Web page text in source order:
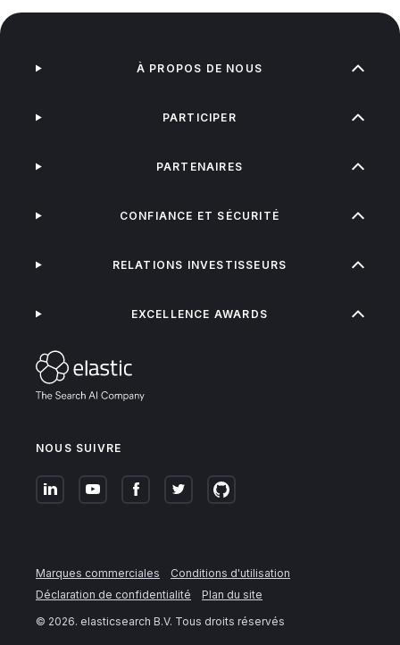
NOUS SUIVRE
À PROPOS DE NOUS
PARTICIPER
PARTENAIRES
CONFIANCE ET SÉCURITÉ
RELATIONS INVESTISSEURS
EXCELLENCE AWARDS
Marques commerciales
Conditions d'utilisation
Déclaration de confidentialité
Plan du site
© 2026. elasticsearch B.V. Tous droits réservés